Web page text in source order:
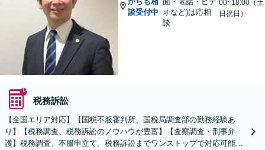
談受付中 オなど)は応相
談
00~18:00（土
日祝日）
税務訴訟
【全国エリア対応】【国税不服審判所、国税局調査部の勤務経験あ
り】【税務調査、税務訴訟のノウハウが豊富】【査察調査・刑事弁
護】税務調査、不服申立て、税務訴訟までワンストップで対応可能！